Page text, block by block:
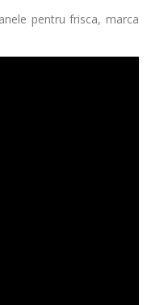
pentru frisca, marca